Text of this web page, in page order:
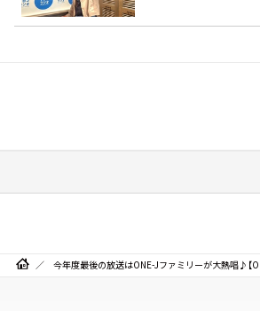
今年度最後の放送はONE-Jファミリーが大熱唱♪【